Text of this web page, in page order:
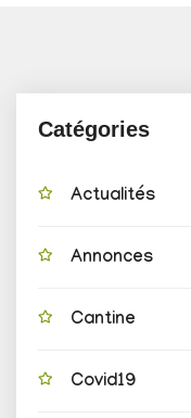
Catégories
Actualités
Annonces
Cantine
Covid19